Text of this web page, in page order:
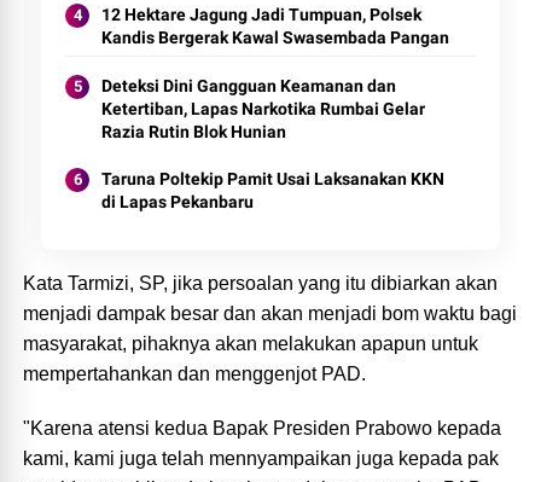
12 Hektare Jagung Jadi Tumpuan, Polsek
Kandis Bergerak Kawal Swasembada Pangan
Deteksi Dini Gangguan Keamanan dan
Ketertiban, Lapas Narkotika Rumbai Gelar
Razia Rutin Blok Hunian
Taruna Poltekip Pamit Usai Laksanakan KKN
di Lapas Pekanbaru
Kata Tarmizi, SP, jika persoalan yang itu dibiarkan akan
menjadi dampak besar dan akan menjadi bom waktu bagi
masyarakat, pihaknya akan melakukan apapun untuk
mempertahankan dan menggenjot PAD.
"Karena atensi kedua Bapak Presiden Prabowo kepada
kami, kami juga telah mennyampaikan juga kepada pak